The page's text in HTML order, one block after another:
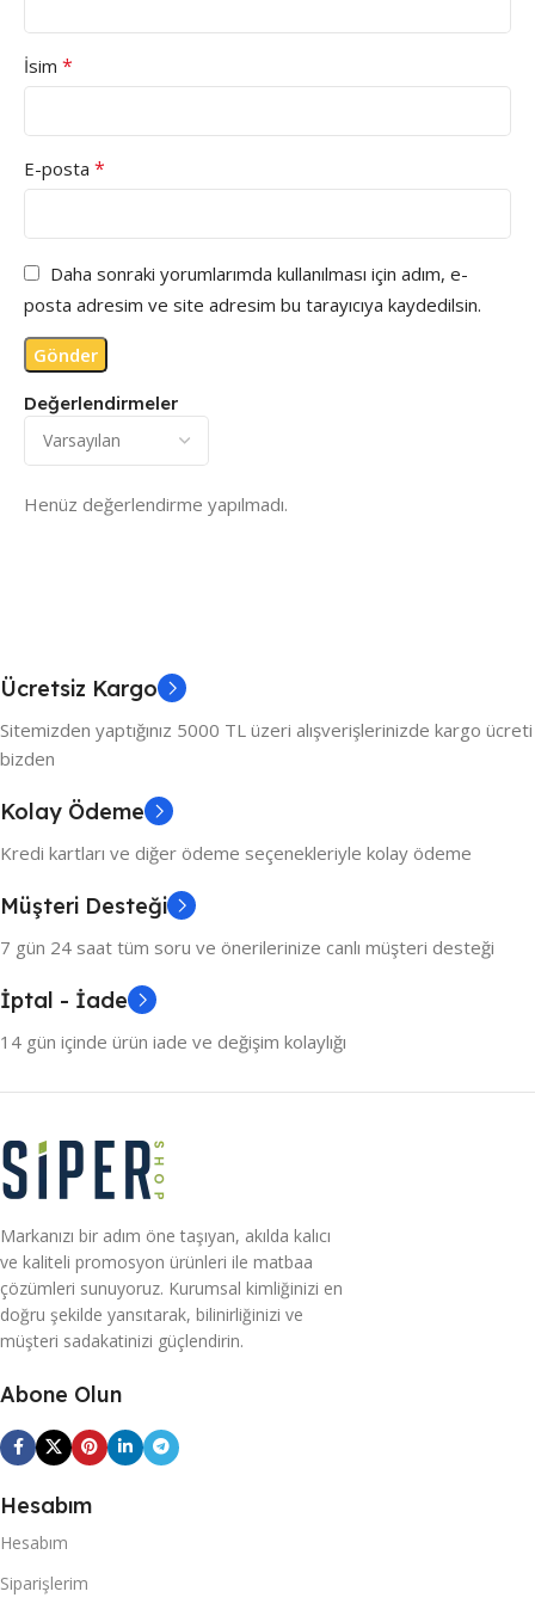
Değerlendirmeler
Henüz değerlendirme yapılmadı.
İsim *
E-posta *
Daha sonraki yorumlarımda kullanılması için adım, e-
posta adresim ve site adresim bu tarayıcıya kaydedilsin.
Ücretsiz Kargo
Sitemizden yaptığınız 5000 TL üzeri alışverişlerinizde kargo ücreti
bizden
Kolay Ödeme
Kredi kartları ve diğer ödeme seçenekleriyle kolay ödeme
Müşteri Desteği
7 gün 24 saat tüm soru ve önerilerinize canlı müşteri desteği
İptal - İade
14 gün içinde ürün iade ve değişim kolaylığı
Markanızı bir adım öne taşıyan, akılda kalıcı
ve kaliteli promosyon ürünleri ile matbaa
çözümleri sunuyoruz. Kurumsal kimliğinizi en
doğru şekilde yansıtarak, bilinirliğinizi ve
müşteri sadakatinizi güçlendirin.
Abone Olun
Hesabım
Hesabım
Siparişlerim